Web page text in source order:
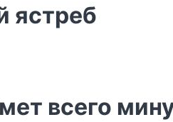
ястреб
всего